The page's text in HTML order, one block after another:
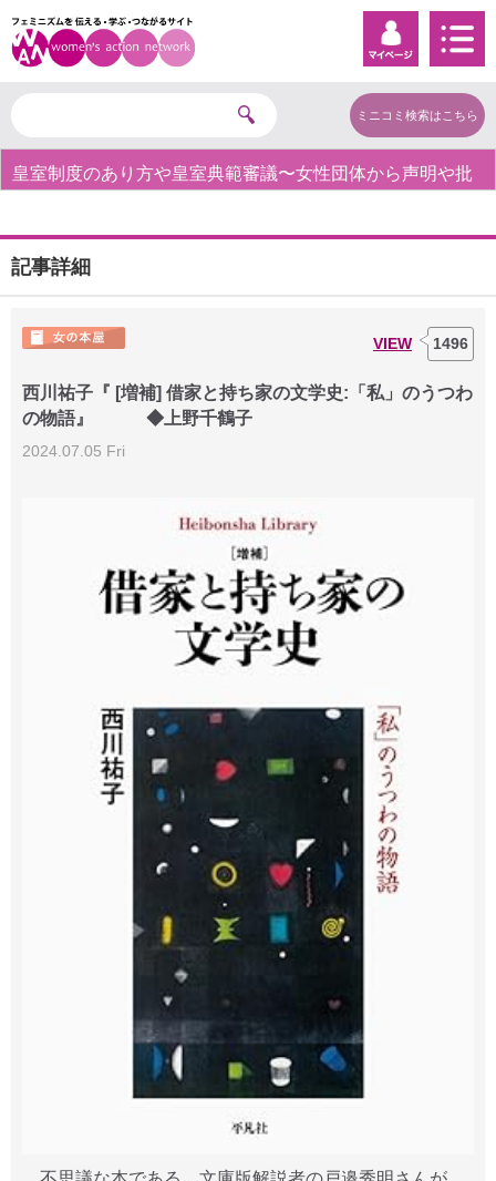
ミニコミ検索はこちら
皇室制度のあり方や皇室典範審議〜女性団体から声明や批
記事詳細
VIEW 1496
西川祐子『 [増補] 借家と持ち家の文学史:「私」のうつわ
の物語』 ◆上野千鶴子
2024.07.05 Fri